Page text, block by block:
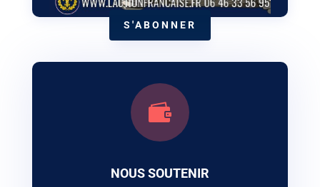
S'ABONNER

NOUS SOUTENIR